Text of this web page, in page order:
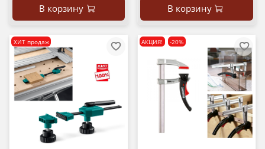
В корзину В корзину
ХИТ продаж АКЦИЯ! -20%